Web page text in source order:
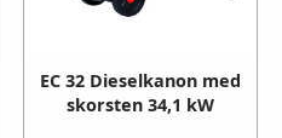
EC 32 Dieselkanon med
skorsten 34,1 kW